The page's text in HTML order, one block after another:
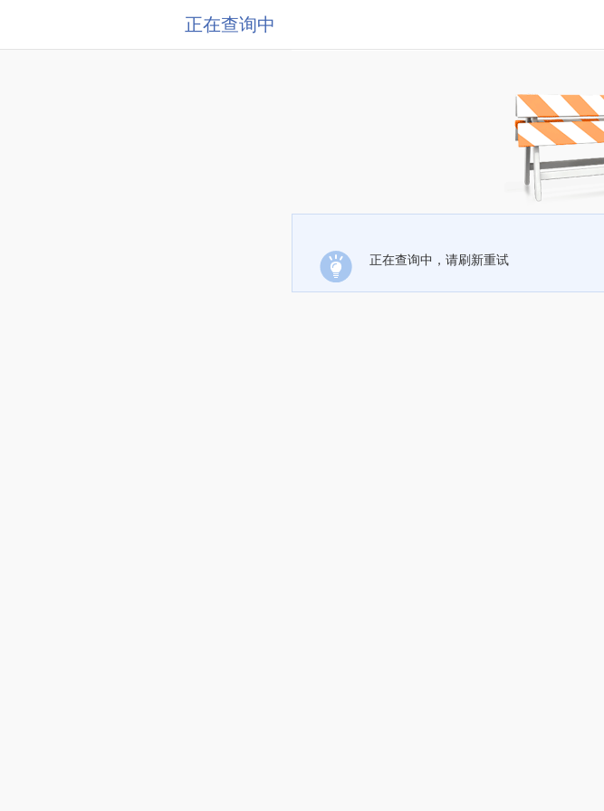
正在查询中
正在查询中，请刷新重试